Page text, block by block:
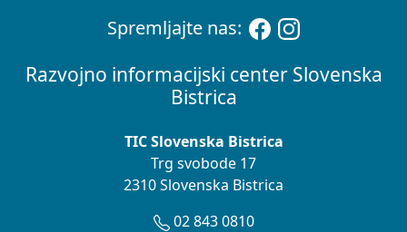
Razvojno informacijski center Slovenska
Bistrica
TIC Slovenska Bistrica
Trg svobode 17
2310 Slovenska Bistrica
02 843 0810
Spremljajte nas: